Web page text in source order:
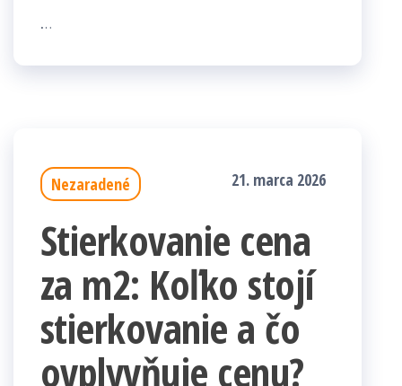
…
Nezaradené 21. marca 2026
Stierkovanie cena
za m2: Koľko stojí
stierkovanie a čo
ovplyvňuje cenu?